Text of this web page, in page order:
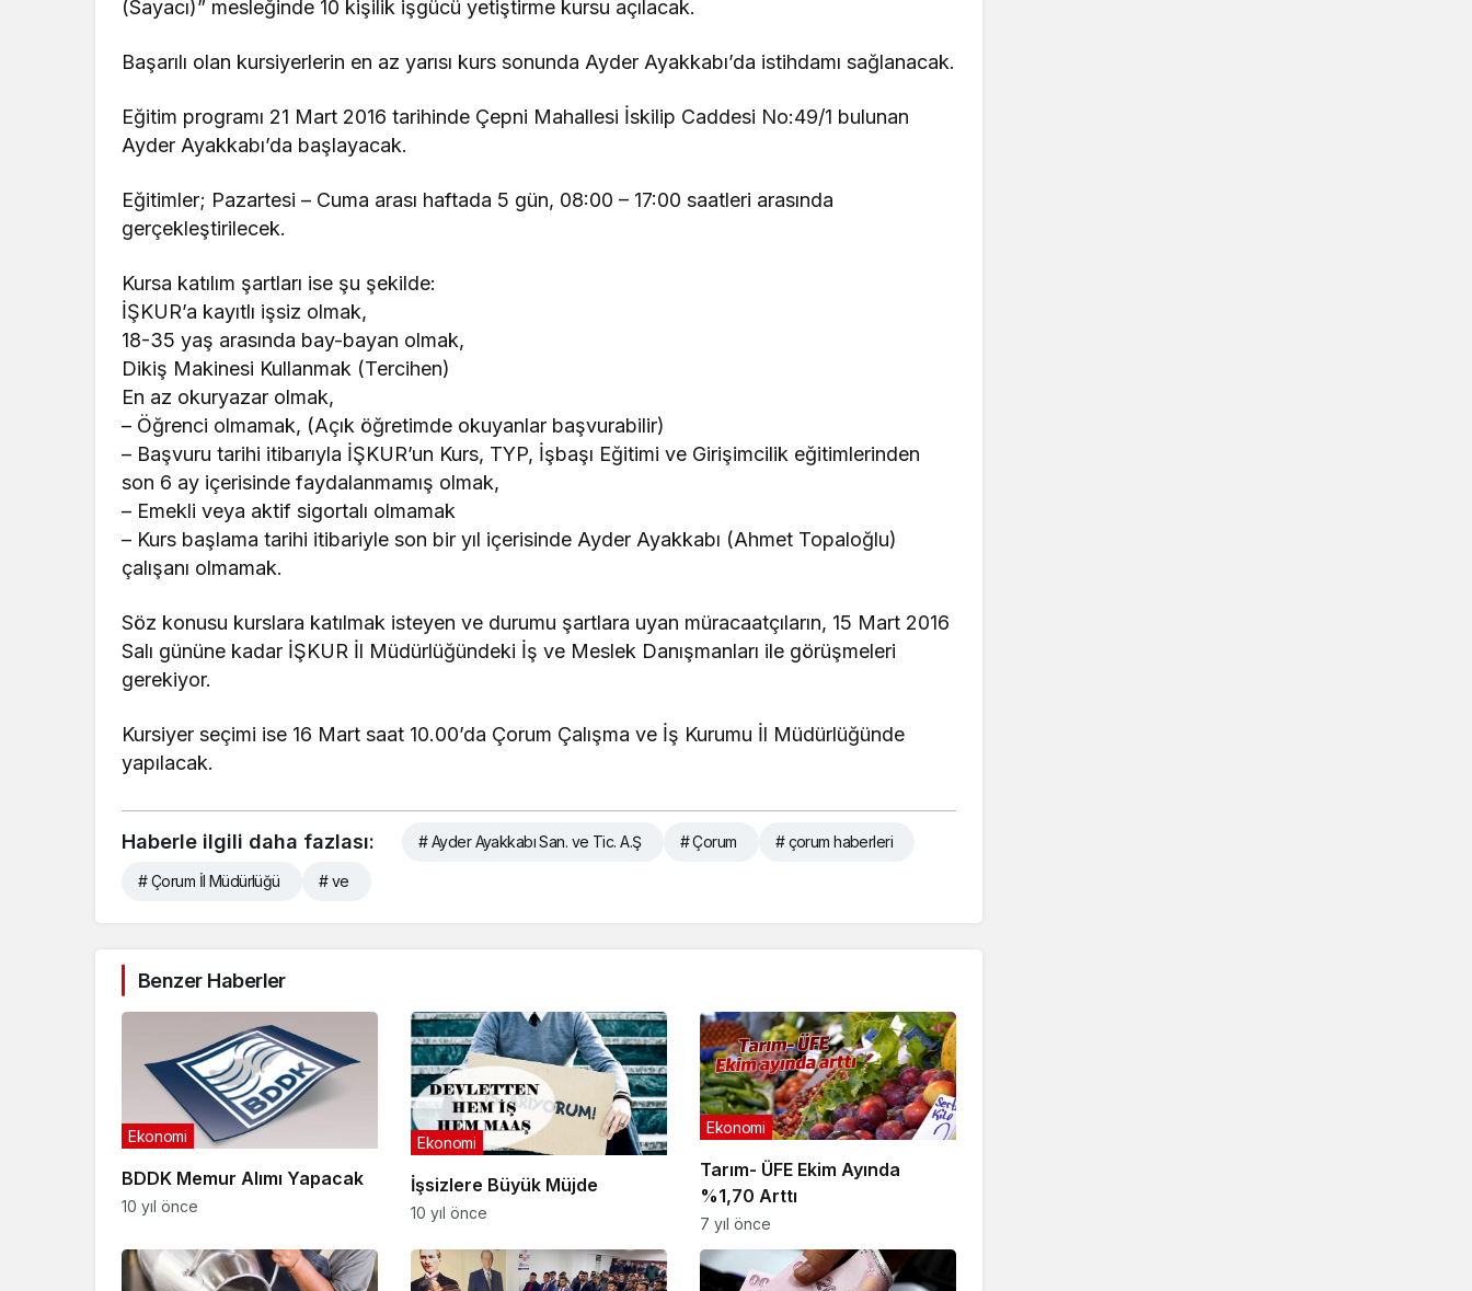
(Sayacı)” mesleğinde 10 kişilik işgücü yetiştirme kursu açılacak.
Başarılı olan kursiyerlerin en az yarısı kurs sonunda Ayder Ayakkabı’da istihdamı sağlanacak.
Eğitim programı 21 Mart 2016 tarihinde Çepni Mahallesi İskilip Caddesi No:49/1 bulunan
Ayder Ayakkabı’da başlayacak.
Eğitimler; Pazartesi – Cuma arası haftada 5 gün, 08:00 – 17:00 saatleri arasında
gerçekleştirilecek.
Kursa katılım şartları ise şu şekilde:
İŞKUR’a kayıtlı işsiz olmak,
18-35 yaş arasında bay-bayan olmak,
Dikiş Makinesi Kullanmak (Tercihen)
En az okuryazar olmak,
– Öğrenci olmamak, (Açık öğretimde okuyanlar başvurabilir)
– Başvuru tarihi itibarıyla İŞKUR’un Kurs, TYP, İşbaşı Eğitimi ve Girişimcilik eğitimlerinden
son 6 ay içerisinde faydalanmamış olmak,
– Emekli veya aktif sigortalı olmamak
– Kurs başlama tarihi itibariyle son bir yıl içerisinde Ayder Ayakkabı (Ahmet Topaloğlu)
çalışanı olmamak.
Söz konusu kurslara katılmak isteyen ve durumu şartlara uyan müracaatçıların, 15 Mart 2016
Salı gününe kadar İŞKUR İl Müdürlüğündeki İş ve Meslek Danışmanları ile görüşmeleri
gerekiyor.
Kursiyer seçimi ise 16 Mart saat 10.00’da Çorum Çalışma ve İş Kurumu İl Müdürlüğünde
yapılacak.
Haberle ilgili daha fazlası: # Ayder Ayakkabı San. ve Tic. A.Ş # Çorum # çorum haberleri
# Çorum İl Müdürlüğü # ve
Benzer Haberler
BDDK Memur Alımı Yapacak
Ekonomi
10 yıl önce
İşsizlere Büyük Müjde
Ekonomi
10 yıl önce
Tarım- ÜFE Ekim Ayında
%1,70 Arttı
Ekonomi
7 yıl önce